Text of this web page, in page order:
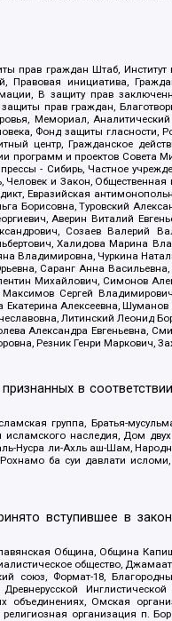
прав граждан Штаб,
инициатива,
В защиту прав
прав граждан,
Мемориал,
Фонд защиты гласности,
центр, Гражданское
и проектов Совета
- Сибирь, Частное
и Закон,
Евразийская
Туровский
Аверин Виталий
Созаев Валерий
Халидова Марина
Владимировна, Чуркина
Саранг Анна
Михайлович, Симонов
Сергей
Алексеевна,
Литинский Леонид
Александра Евгеньевна,
Резник Генри Маркович,
в
группа, Братья-
исламского наследия, Дом
Нусра ли-Ахль аш-Шам,
ба суи давлати исломи,
вступившее в
Община, Община
общество,
союз, Формат-18,
Омская
организация п.